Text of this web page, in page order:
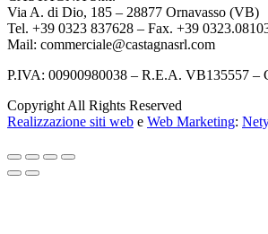
Via A. di Dio, 185 – 28877 Ornavasso (VB)
Tel. +39 0323 837628 – Fax. +39
Mail: commerciale@castagnasrl.com
P.IVA: 00900980038 – R.E.A. VB135557 –
Copyright All Rights Reserved
Realizzazione siti web e Web Marketing: